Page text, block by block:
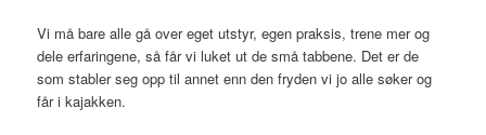
Vi må bare alle gå over eget utstyr, egen praksis, trene mer og
dele erfaringene, så får vi luket ut de små tabbene. Det er de
som stabler seg opp til annet enn den fryden vi jo alle søker og
får i kajakken.